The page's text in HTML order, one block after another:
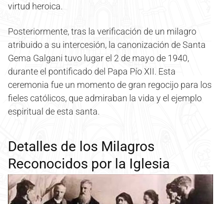
virtud heroica.
Posteriormente, tras la verificación de un milagro
atribuido a su intercesión, la canonización de Santa
Gema Galgani tuvo lugar el 2 de mayo de 1940,
durante el pontificado del Papa Pío XII. Esta
ceremonia fue un momento de gran regocijo para los
fieles católicos, que admiraban la vida y el ejemplo
espiritual de esta santa.
Detalles de los Milagros
Reconocidos por la Iglesia